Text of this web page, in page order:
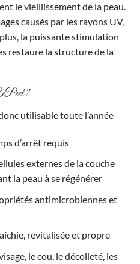
le vieillissement de la peau.
causés par les rayons UV,
la puissante stimulation
restaure la structure de la
?
donc utilisable toute l’année
d’arrêt requis
externes de la couche
la peau à se régénérer
antimicrobiennes et
revitalisée et propre
le cou, le décolleté, les